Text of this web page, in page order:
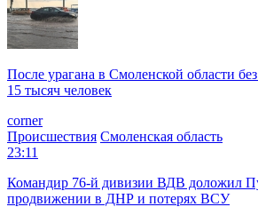
После урагана в Смоленской области
15 тысяч человек
corner
Происшествия Смоленская область
23:11
Командир 76-й дивизии ВДВ доложил
продвижении в ДНР и потерях ВСУ